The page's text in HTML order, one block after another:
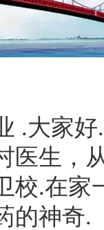
.大家
医生，
校.在家
的神奇.